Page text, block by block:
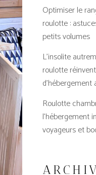
Optimiser le
roulotte :
petits volumes
L’insolite
roulotte
d’hébergement
Roulotte
l’hébergement
voyageurs et